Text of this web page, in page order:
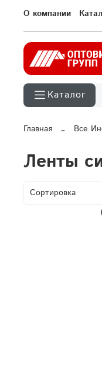
О компании
Каталог
Главная Все
Ленты